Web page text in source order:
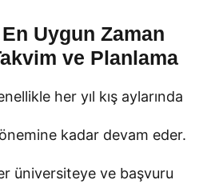
Uygun Zaman
ve Planlama
her yıl kış aylarında
kadar devam eder.
üniversiteye ve başvuru